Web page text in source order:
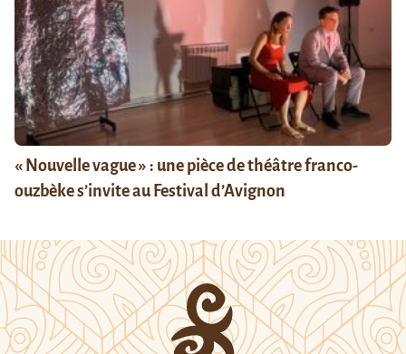
« Nouvelle vague » : une pièce de théâtre franco-
ouzbèke s’invite au Festival d’Avignon